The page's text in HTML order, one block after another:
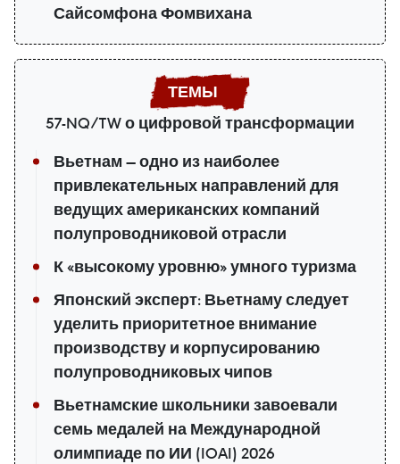
Сайсомфона Фомвихана
57-NQ/TW о цифровой трансформации
Вьетнам — одно из наиболее
привлекательных направлений для
ведущих американских компаний
полупроводниковой отрасли
К «высокому уровню» умного туризма
Японский эксперт: Вьетнаму следует
уделить приоритетное внимание
производству и корпусированию
полупроводниковых чипов
Вьетнамские школьники завоевали
семь медалей на Международной
олимпиаде по ИИ (IOAI) 2026